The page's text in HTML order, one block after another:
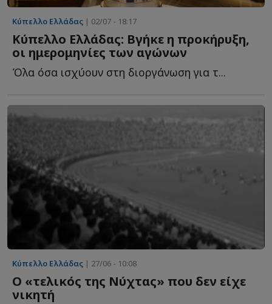
Κύπελλο Ελλάδας | 02/07 - 18:17
Κύπελλο Ελλάδας: Βγήκε η προκήρυξη,
οι ημερομηνίες των αγώνων
Όλα όσα ισχύουν στη διοργάνωση για τ...
Κύπελλο Ελλάδας | 27/06 - 10:08
Ο «τελικός της Νύχτας» που δεν είχε
νικητή